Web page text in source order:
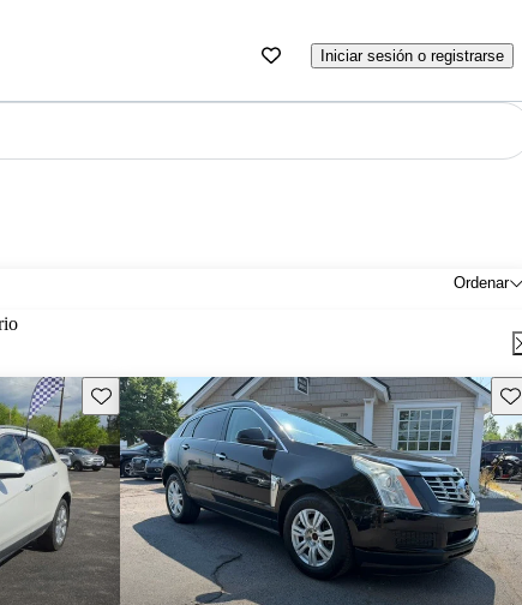
Iniciar sesión o registrarse
Ordenar
Guarda este Aviso